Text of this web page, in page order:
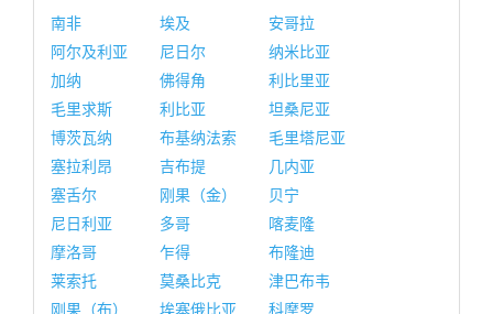
南非 埃及
安哥拉
阿尔及利亚
尼日尔
纳米比亚
加纳
佛得角
利比里亚
毛里求斯
利比亚
坦桑尼亚
博茨瓦纳
布基纳法索
毛里塔尼亚
塞拉利昂
吉布提
几内亚
塞舌尔
刚果（金）
贝宁
尼日利亚
多哥
喀麦隆
摩洛哥
乍得
布隆迪
莱索托
莫桑比克
津巴布韦
刚果（布）
埃塞俄比亚 科摩罗